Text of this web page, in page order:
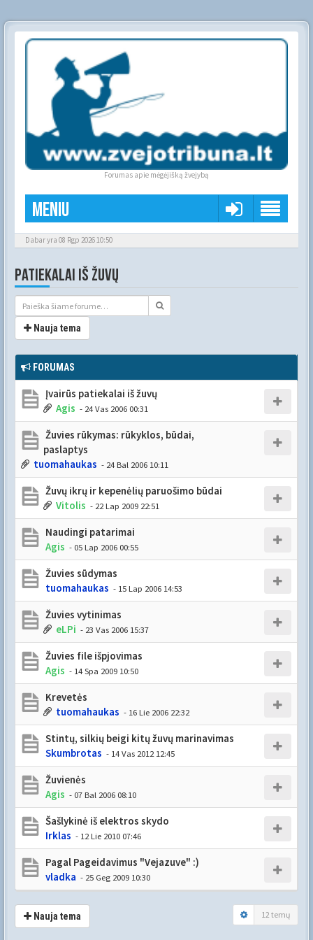
Forumas apie mėgėjišką žvejybą
Meniu
Dabar yra 08 Rgp 2026 10:50
PATIEKALAI IŠ ŽUVŲ
Nauja tema
FORUMAS
Įvairūs patiekalai iš žuvų
Agis - 24 Vas 2006 00:31
Žuvies rūkymas: rūkyklos, būdai,
paslaptys
tuomahaukas - 24 Bal 2006 10:11
Žuvų ikrų ir kepenėlių paruošimo būdai
Vitolis - 22 Lap 2009 22:51
Naudingi patarimai
Agis - 05 Lap 2006 00:55
Žuvies sūdymas
tuomahaukas - 15 Lap 2006 14:53
Žuvies vytinimas
eLPi - 23 Vas 2006 15:37
Žuvies file išpjovimas
Agis - 14 Spa 2009 10:50
Krevetės
tuomahaukas - 16 Lie 2006 22:32
Stintų, silkių beigi kitų žuvų marinavimas
Skumbrotas - 14 Vas 2012 12:45
Žuvienės
Agis - 07 Bal 2006 08:10
Šašlykinė iš elektros skydo
Irklas - 12 Lie 2010 07:46
Pagal Pageidavimus "Vejazuve" :)
vladka - 25 Geg 2009 10:30
Nauja tema 12 temų